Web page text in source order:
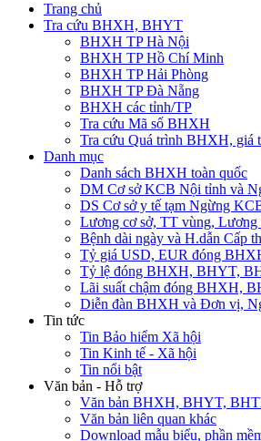
Trang chủ
Tra cứu BHXH, BHYT
BHXH TP Hà Nội
BHXH TP Hồ Chí Minh
BHXH TP Hải Phòng
BHXH TP Đà Nẵng
BHXH các tỉnh/TP
Tra cứu Mã số BHXH
Tra cứu Quá trình BHXH, giá
Danh mục
Danh sách BHXH toàn quốc
DM Cơ sở KCB Nội tỉnh và
DS Cơ sở y tế tạm Ngừng
Lương cơ sở, TT vùng,
Bệnh dài ngày và H.dẫn Cấp
Tỷ giá USD, EUR đóng
Tỷ lệ đóng BHXH, BHYT,
Lãi suất chậm đóng BHXH,
Diễn đàn BHXH và Đơn vị,
Tin tức
Tin Bảo hiểm Xã hội
Tin Kinh tế - Xã hội
Tin nổi bật
Văn bản - Hỗ trợ
Văn bản BHXH, BHYT,
Văn bản liên quan khác
Download mẫu biểu, phần